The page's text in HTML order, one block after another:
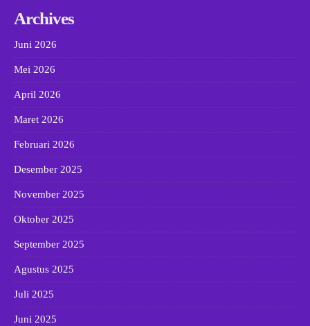
Archives
Juni 2026
Mei 2026
April 2026
Maret 2026
Februari 2026
Desember 2025
November 2025
Oktober 2025
September 2025
Agustus 2025
Juli 2025
Juni 2025